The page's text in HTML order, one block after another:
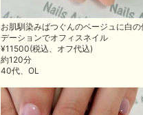
お肌馴染みばつぐんのベージュに白の
デーションでオフィスネイル
¥11500(税込、オフ代込)
約120分
40代、OL